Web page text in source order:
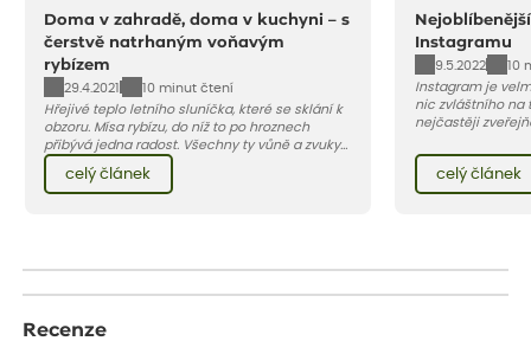
Doma v zahradě, doma v kuchyni – s
čerstvě natrhaným voňavým
rybízem
29.4.2021
10 minut čtení
Hřejivé teplo letního sluníčka, které se sklání k
obzoru. Mísa rybízu, do níž to po hroznech
přibývá jedna radost. Všechny ty vůně a zvuky
červencové zahrady. Sklizeň rybízu do kuchyně
vnese neuvěřitelný klid a radost. A taky trochu
bezstarostnosti dětství při mlsání babiččina
celý článek
Instagramu
9.5.2022
10
Instagram je
nic zvláštního na
nejčastěji
celý článek
Recenze